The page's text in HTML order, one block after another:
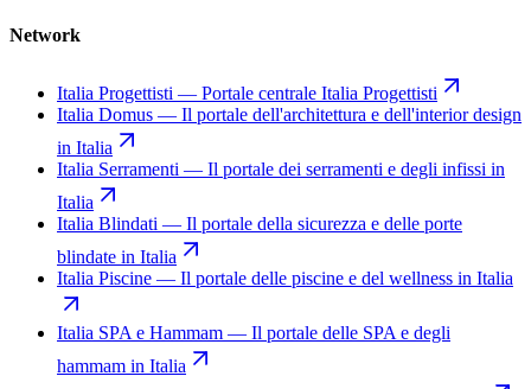
Network
Italia Progettisti — Portale centrale Italia Progettisti
Italia Domus — Il portale dell'architettura e dell'interior design
in Italia
Italia Serramenti — Il portale dei serramenti e degli infissi in
Italia
Italia Blindati — Il portale della sicurezza e delle porte
blindate in Italia
Italia Piscine — Il portale delle piscine e del wellness in Italia
Italia SPA e Hammam — Il portale delle SPA e degli
hammam in Italia